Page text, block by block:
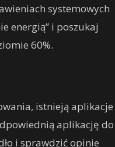
systemowych
energią” i poszukaj
60%.
istnieją aplikacje
aplikację do
i sprawdzić opinie